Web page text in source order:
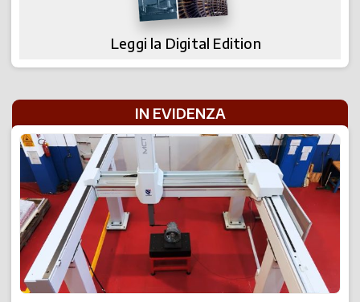
Leggi la Digital Edition
IN EVIDENZA